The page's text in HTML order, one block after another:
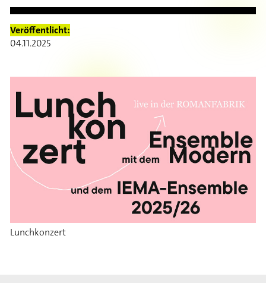
Veröffentlicht:
04.11.2025
Lunchkonzert